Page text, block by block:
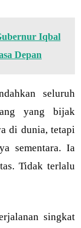
Iqbal
Depan
seluruh
yang bijak
di dunia, tetapi
sementara. Ia
Tidak terlalu
singkat